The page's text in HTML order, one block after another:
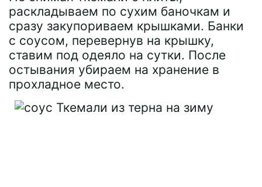
раскладываем по сухим баночкам и
сразу закупориваем крышками. Банки
с соусом, перевернув на крышку,
ставим под одеяло на сутки. После
остывания убираем на хранение в
прохладное место.